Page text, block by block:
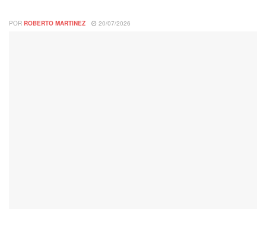
POR ROBERTO MARTINEZ 20/07/2026